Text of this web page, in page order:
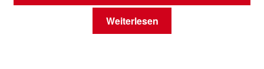
Weiterlesen